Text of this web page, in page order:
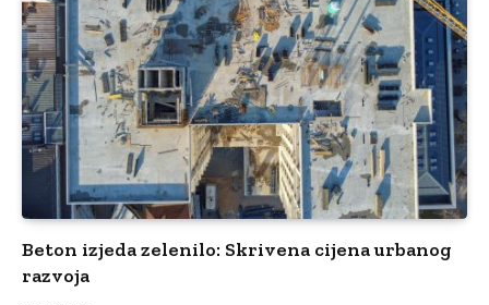
Beton izjeda zelenilo: Skrivena cijena urbanog
razvoja